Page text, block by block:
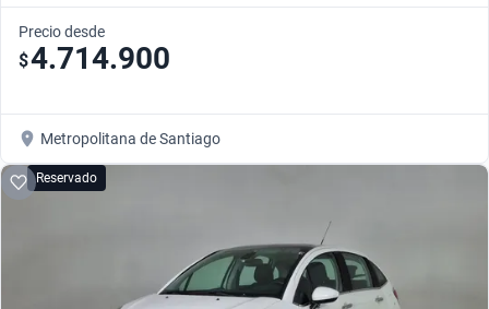
Precio desde
$4.714.900
Metropolitana de Santiago
Reservado